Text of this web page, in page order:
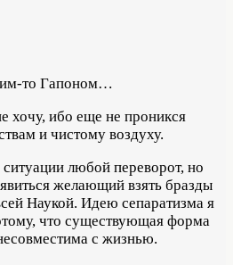
то Гапоном…
хочу, ибо еще не проникся
и чистому воздуху.
любой переворот, но
желающий взять бразды
Наукой. Идею сепаратизма я
что существующая форма
с жизнью.